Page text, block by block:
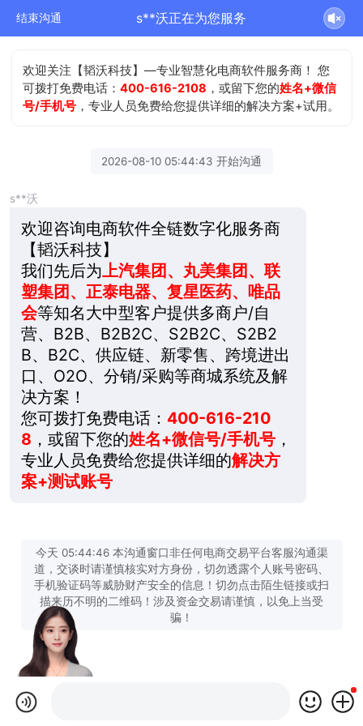
结束沟通 s**沃正在为您服务
欢迎关注【韬沃科技】—专业智慧化电商软件服务商！ 您
可拨打免费电话：400-616-2108 ，或留下您的姓名+微信
号/手机号 ，专业人员免费给您提供详细的解决方案+试用。
2026-08-10 05:44:43 开始沟通
s**沃
欢迎咨询电商软件全链数字化服务商
【韬沃科技】
我们先后为上汽集团、丸美集团、联
塑集团、正泰电器、复星医药、唯品
会等知名大中型客户提供多商户/自
营、B2B、B2B2C、S2B2C、S2B2
B、B2C、供应链、新零售、跨境进出
口、O2O、分销/采购等商城系统及解
决方案！
您可拨打免费电话： 400-616-210
8 ，或留下您的姓名+微信号/手机号，
专业人员免费给您提供详细的解决方
案+测试账号
今天 05:44:46 本沟通窗口非任何电商交易平台客服沟通渠
道，交谈时请谨慎核实对方身份，切勿透露个人账号密码、
手机验证码等威胁财产安全的信息！切勿点击陌生链接或扫
描来历不明的二维码！涉及资金交易请谨慎，以免上当受
骗！